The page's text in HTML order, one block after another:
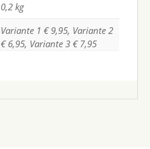
0,2 kg
Variante 1 € 9,95, Variante 2
€ 6,95, Variante 3 € 7,95